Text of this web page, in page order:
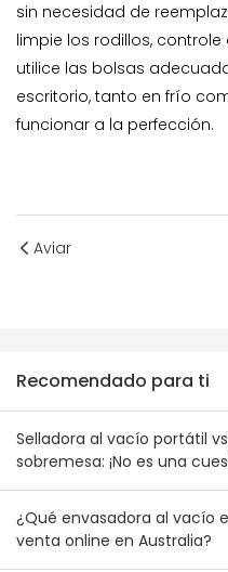
sin necesidad de
limpie los rodillos,
utilice las bolsas
escritorio, tanto en frío
funcionar a la perfección.
Aviar
Recomendado para ti
Selladora al vacío portátil
sobremesa: ¡No es una
de combinación de
y neozelandeses
¿Qué envasadora al vacío
venta online en Australia?